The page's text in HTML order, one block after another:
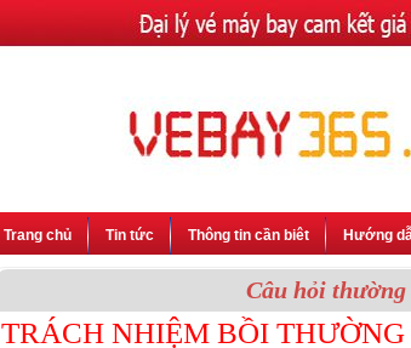
Trang chủ Tin tức Thông tin cần biêt Hướng
Câu hỏi thường
TRÁCH NHIỆM BỒI